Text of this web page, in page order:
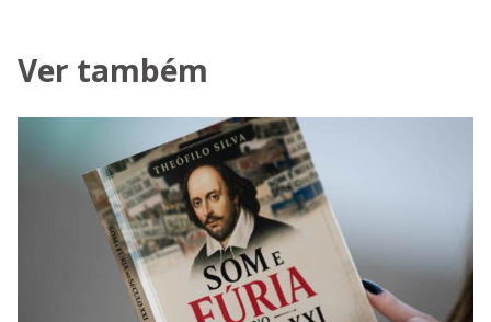
Ver também